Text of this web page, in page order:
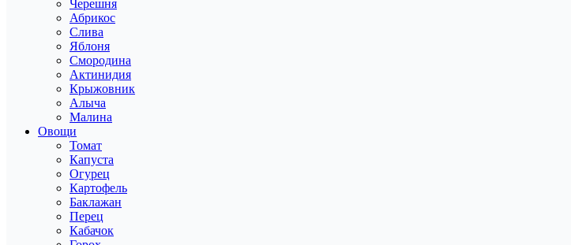
Черешня
Абрикос
Слива
Яблоня
Смородина
Актинидия
Крыжовник
Алыча
Малина
Овощи
Томат
Капуста
Огурец
Картофель
Баклажан
Перец
Кабачок